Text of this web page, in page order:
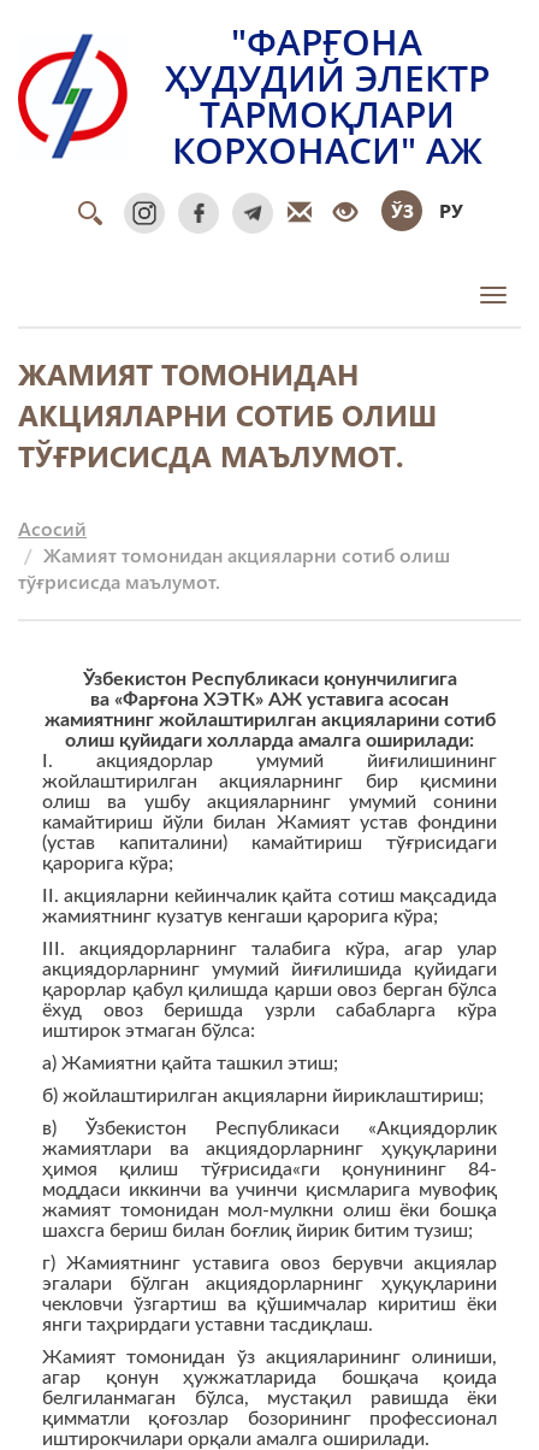
"ФАРҒОНА
ҲУДУДИЙ ЭЛЕКТР
ТАРМОҚЛАРИ
КОРХОНАСИ" АЖ
ЎЗ РУ
ЖАМИЯТ ТОМОНИДАН
АКЦИЯЛАРНИ СОТИБ ОЛИШ
ТЎҒРИСИСДА МАЪЛУМОТ.
Асосий
Жамият томонидан акцияларни сотиб олиш
тўғрисисда маълумот.
Ўзбекистон Республикаси қонунчилигига
ва «Фарғона ХЭТК» АЖ уставига асосан
жамиятнинг жойлаштирилган акцияларини сотиб
олиш қуйидаги холларда амалга оширилади:
I. акциядорлар умумий йиғилишининг
жойлаштирилган акцияларнинг бир қисмини
олиш ва ушбу акцияларнинг умумий сонини
камайтириш йўли билан Жамият устав фондини
(устав капиталини) камайтириш тўғрисидаги
қарорига кўра;
II. акцияларни кейинчалик қайта сотиш мақсадида
жамиятнинг кузатув кенгаши қарорига кўра;
III. акциядорларнинг талабига кўра, агар улар
акциядорларнинг умумий йиғилишида қуйидаги
қарорлар қабул қилишда қарши овоз берган бўлса
ёхуд овоз беришда узрли сабабларга кўра
иштирок этмаган бўлса:
а) Жамиятни қайта ташкил этиш;
б) жойлаштирилган акцияларни йириклаштириш;
в) Ўзбекистон Республикаси «Акциядорлик
жамиятлари ва акциядорларнинг ҳуқуқларини
ҳимоя қилиш тўғрисида«ги қонунининг 84-
моддаси иккинчи ва учинчи қисмларига мувофиқ
жамият томонидан мол-мулкни олиш ёки бошқа
шахсга бериш билан боғлиқ йирик битим тузиш;
г) Жамиятнинг уставига овоз берувчи акциялар
эгалари бўлган акциядорларнинг ҳуқуқларини
чекловчи ўзгартиш ва қўшимчалар киритиш ёки
янги таҳрирдаги уставни тасдиқлаш.
Жамият томонидан ўз акцияларининг олиниши,
агар қонун ҳужжатларида бошқача қоида
белгиланмаган бўлса, мустақил равишда ёки
қимматли қоғозлар бозорининг профессионал
иштирокчилари орқали амалга оширилади.